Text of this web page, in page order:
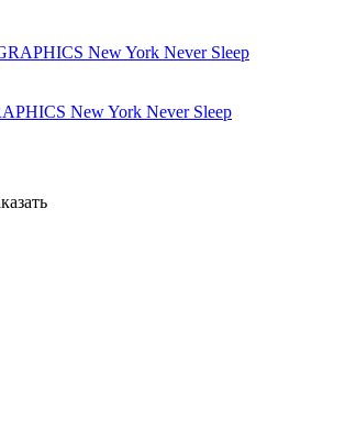
New York Never Sleep